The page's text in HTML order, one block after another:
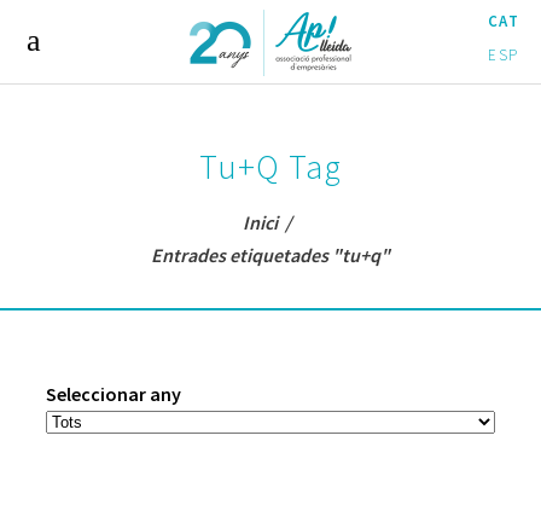
CAT
ESP
Tu+q Tag
Inici/
Entrades etiquetades "tu+q"
Seleccionar any